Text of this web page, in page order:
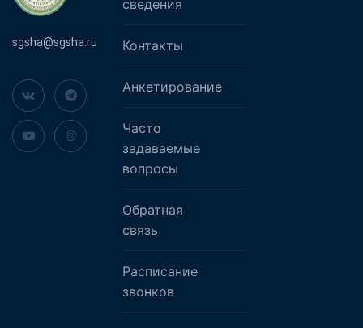
sgsha@sgsha.ru
сведения
Контакты
Анкетирование
Часто
задаваемые
вопросы
Обратная
связь
Расписание
звонков